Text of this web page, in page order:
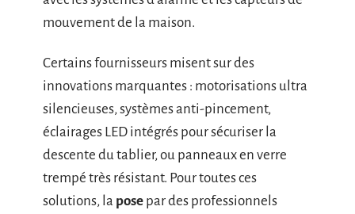
mouvement de la maison.
Certains fournisseurs misent sur des
innovations marquantes : motorisations ultra
silencieuses, systèmes anti-pincement,
éclairages LED intégrés pour sécuriser la
descente du tablier, ou panneaux en verre
trempé très résistant. Pour toutes ces
solutions, la pose par des professionnels